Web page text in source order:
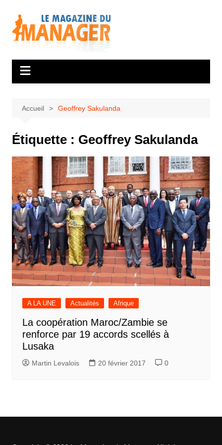
contenu
Accueil Geoffrey Sakulanda
Étiquette : Geoffrey Sakulanda
A LA UNE Actualités Afrique
La coopération Maroc/Zambie se
renforce par 19 accords scellés à
Lusaka
Martin Levalois 20 février 2017 0